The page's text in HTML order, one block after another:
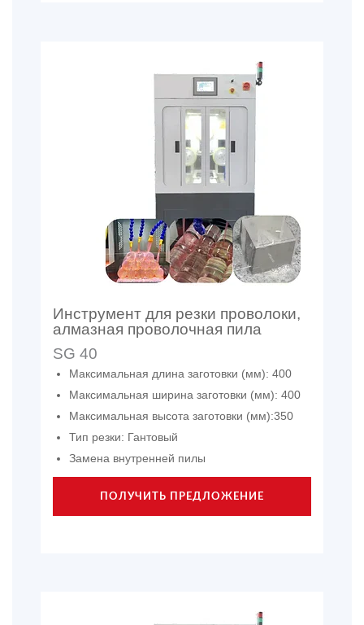
Инструмент для резки проволоки,
алмазная проволочная пила
SG 40
Максимальная длина заготовки (мм): 400
Максимальная ширина заготовки (мм): 400
Максимальная высота заготовки (мм):350
Тип резки: Гантовый
Замена внутренней пилы
ПОЛУЧИТЬ ПРЕДЛОЖЕНИЕ